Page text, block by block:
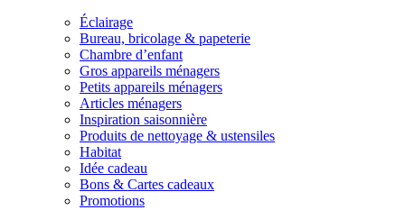
Éclairage
Bureau, bricolage & papeterie
Chambre d’enfant
Gros appareils ménagers
Petits appareils ménagers
Articles ménagers
Inspiration saisonnière
Produits de nettoyage & ustensiles
Habitat
Idée cadeau
Bons & Cartes cadeaux
Promotions